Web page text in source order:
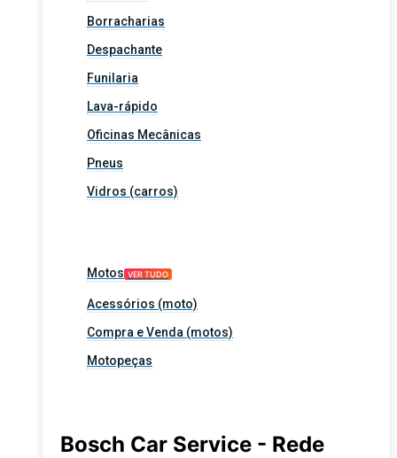
Borracharias
Despachante
Funilaria
Lava-rápido
Oficinas Mecânicas
Pneus
Vidros (carros)
Motos VER TUDO
Acessórios (moto)
Compra e Venda (motos)
Motopeças
Bosch Car Service - Rede